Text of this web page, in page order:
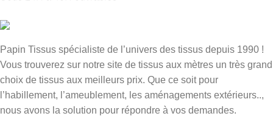
Papin Tissus spécialiste de l’univers des tissus depuis 1990 !
Vous trouverez sur notre site de tissus aux mètres un très grand
choix de tissus aux meilleurs prix. Que ce soit pour
l’habillement, l’ameublement, les aménagements extérieurs..,
nous avons la solution pour répondre à vos demandes.